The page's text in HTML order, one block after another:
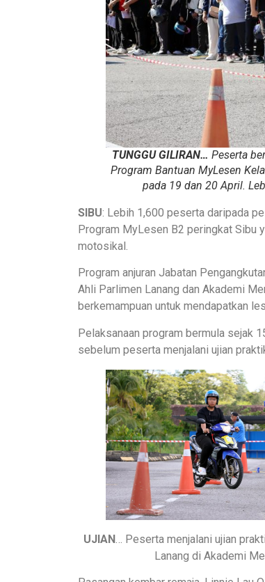
TUNGGU GILIRAN… Peserta
Program Bantuan MyLesen
pada 19 dan 20 April.
SIBU: Lebih 1,600 peserta daripada
Program MyLesen B2 peringkat Sibu
motosikal.
Program anjuran Jabatan
Ahli Parlimen Lanang dan Akademi
berkemampuan untuk mendapatkan
Pelaksanaan program bermula sejak
sebelum peserta menjalani ujian
UJIAN… Peserta menjalani ujian
Lanang di Akademi